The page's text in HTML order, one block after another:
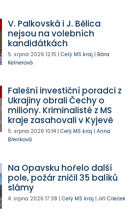
V. Palkovská i J. Bělica
nejsou na volebních
kandidátkách
5. srpna 2026 12:15 | Celý MS kraj | Bára
Kelnerová
Falešní investiční poradci z
Ukrajiny obrali Čechy o
miliony. Kriminalisté z MS
kraje zasahovali v Kyjevě
5. srpna 2026 10:14| Celý MS kraj | Anna
Břenková
Na Opavsku hořelo další
pole, požár zničil 35 balíků
slámy
4. srpna 2026 17:38 | Celý MS kraj | Jiří Cileček